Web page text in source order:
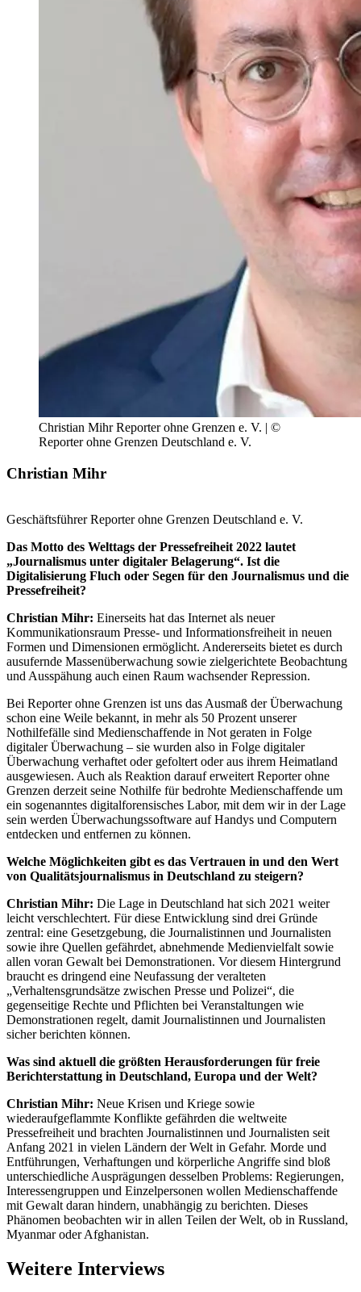
Christian Mihr Reporter ohne Grenzen e. V. | ©
Reporter ohne Grenzen Deutschland e. V.
Christian Mihr
Geschäftsführer Reporter ohne Grenzen Deutschland e. V.
Das Motto des Welttags der Pressefreiheit 2022 lautet
„Journalismus unter digitaler Belagerung“. Ist die
Digitalisierung Fluch oder Segen für den Journalismus und die
Pressefreiheit?
Christian Mihr: Einerseits hat das Internet als neuer
Kommunikationsraum Presse- und Informationsfreiheit in neuen
Formen und Dimensionen ermöglicht. Andererseits bietet es durch
ausufernde Massenüberwachung sowie zielgerichtete Beobachtung
und Ausspähung auch einen Raum wachsender Repression.
Bei Reporter ohne Grenzen ist uns das Ausmaß der Überwachung
schon eine Weile bekannt, in mehr als 50 Prozent unserer
Nothilfefälle sind Medienschaffende in Not geraten in Folge
digitaler Überwachung – sie wurden also in Folge digitaler
Überwachung verhaftet oder gefoltert oder aus ihrem Heimatland
ausgewiesen. Auch als Reaktion darauf erweitert Reporter ohne
Grenzen derzeit seine Nothilfe für bedrohte Medienschaffende um
ein sogenanntes digitalforensisches Labor, mit dem wir in der Lage
sein werden Überwachungssoftware auf Handys und Computern
entdecken und entfernen zu können.
Welche Möglichkeiten gibt es das Vertrauen in und den Wert
von Qualitätsjournalismus in Deutschland zu steigern?
Christian Mihr: Die Lage in Deutschland hat sich 2021 weiter
leicht verschlechtert. Für diese Entwicklung sind drei Gründe
zentral: eine Gesetzgebung, die Journalistinnen und Journalisten
sowie ihre Quellen gefährdet, abnehmende Medienvielfalt sowie
allen voran Gewalt bei Demonstrationen. Vor diesem Hintergrund
braucht es dringend eine Neufassung der veralteten
„Verhaltensgrundsätze zwischen Presse und Polizei“, die
gegenseitige Rechte und Pflichten bei Veranstaltungen wie
Demonstrationen regelt, damit Journalistinnen und Journalisten
sicher berichten können.
Was sind aktuell die größten Herausforderungen für freie
Berichterstattung in Deutschland, Europa und der Welt?
Christian Mihr: Neue Krisen und Kriege sowie
wiederaufgeflammte Konflikte gefährden die weltweite
Pressefreiheit und brachten Journalistinnen und Journalisten seit
Anfang 2021 in vielen Ländern der Welt in Gefahr. Morde und
Entführungen, Verhaftungen und körperliche Angriffe sind bloß
unterschiedliche Ausprägungen desselben Problems: Regierungen,
Interessengruppen und Einzelpersonen wollen Medienschaffende
mit Gewalt daran hindern, unabhängig zu berichten. Dieses
Phänomen beobachten wir in allen Teilen der Welt, ob in Russland,
Myanmar oder Afghanistan.
Weitere Interviews